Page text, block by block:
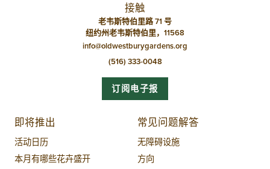
接触
老韦斯特伯里路 71 号
纽约州老韦斯特伯里，11568
info@oldwestburygardens.org
(516) 333-0048
订阅电子报
即将推出
活动日历
本月有哪些花卉盛开
常见问题解答
无障碍设施
方向